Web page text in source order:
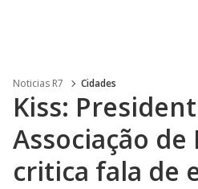
Noticias R7 Cidades
Kiss:
Associação de
critica fala de